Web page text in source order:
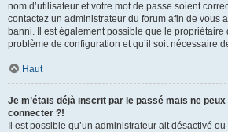
nom d’utilisateur et votre mot de passe soient
contactez un administrateur du forum afin de vous
banni. Il est également possible que le propriétaire
problème de configuration et qu’il soit nécessaire
Haut
Je m’étais déjà inscrit par le passé mais ne
connecter ?!
Il est possible qu’un administrateur ait désactivé